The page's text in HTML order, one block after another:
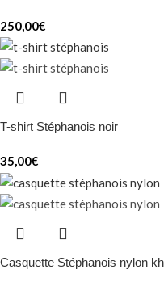
250,00€
T-shirt Stéphanois noir
35,00€
Casquette Stéphanois nylon